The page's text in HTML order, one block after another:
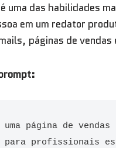
uma das habilidades
em um redator
páginas de vendas
uma página de
para profissionais